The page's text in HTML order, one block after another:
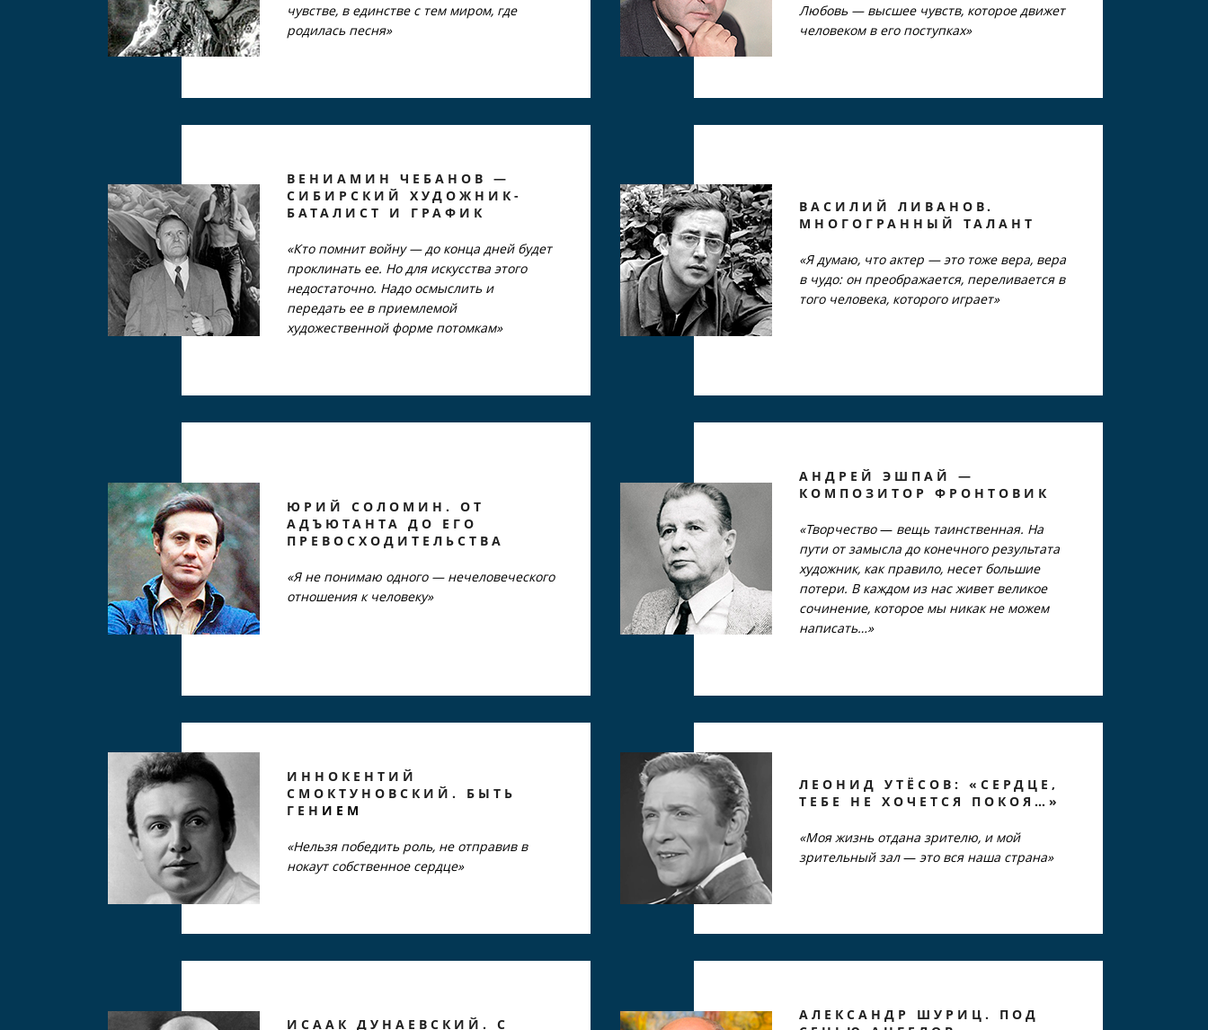
чувстве, в единстве с тем миром, где
родилась песня»
Любовь — высшее чувств, которое движет
человеком в его поступках»
ВЕНИАМИН ЧЕБАНОВ —
СИБИРСКИЙ ХУДОЖНИК-
БАТАЛИСТ И ГРАФИК
«Кто помнит войну — до конца дней будет
проклинать ее. Но для искусства этого
недостаточно. Надо осмыслить и
передать ее в приемлемой
художественной форме потомкам»
ВАСИЛИЙ ЛИВАНОВ.
МНОГОГРАННЫЙ ТАЛАНТ
«Я думаю, что актер — это тоже вера, вера
в чудо: он преображается, переливается в
того человека, которого играет»
ЮРИЙ СОЛОМИН. ОТ
АДЪЮТАНТА ДО ЕГО
ПРЕВОСХОДИТЕЛЬСТВА
«Я не понимаю одного — нечеловеческого
отношения к человеку»
АНДРЕЙ ЭШПАЙ —
КОМПОЗИТОР ФРОНТОВИК
«Творчество— вещь таинственная. На
пути от замысла до конечного результата
художник, как правило, несет большие
потери. В каждом из нас живет великое
сочинение, которое мы никак не можем
написать…»
ИННОКЕНТИЙ
СМОКТУНОВСКИЙ. БЫТЬ
ГЕН ИЕМ
«Нельзя победить роль, не отправив в
нокаут собственное сердце»
ЛЕОНИД УТЁСОВ: «СЕРДЦЕ,
ТЕБЕ НЕ ХОЧЕТСЯ ПОКОЯ…»
«Моя жизнь отдана зрителю, и мой
зрительный зал— это вся наша страна»
ИСААК ДУНАЕВСКИЙ. С
АЛЕКСАНДР ШУРИЦ. ПОД